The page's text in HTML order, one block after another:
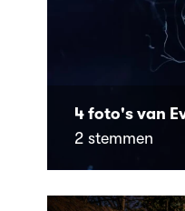
4 foto's van
2 stemmen